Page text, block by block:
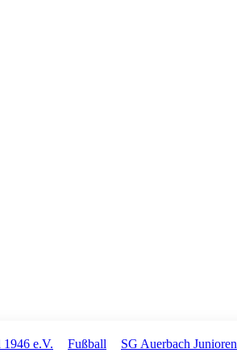
e.V. Fußball SG Auerbach Junioren